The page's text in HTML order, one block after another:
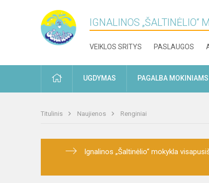
IGNALINOS „ŠALTINĖLIO“
VEIKLOS SRITYS PASLAUGOS
PRADŽIAUGDYMAS PAGALBA
Titulinis Naujienos Renginiai
Ignalinos „Šaltinėlio“ mokykla